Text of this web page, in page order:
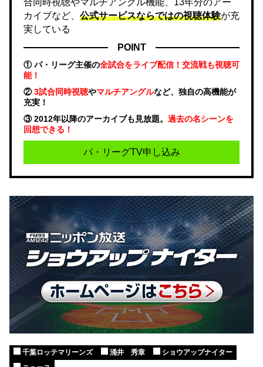
カイブなど、 公式サービスならではの視聴体験が充
実している
POINT
① パ・リーグ主催の全試合をライブ配信！交流戦も視聴可
能！
②3試合同時視聴やマルチアングルなど、独自の高機能が
充実！
③ 2012年以降のアーカイブも見放題。 過去の名シーンを
回想できる！
パ・リーグTV申し込み
千葉ロッテマリーンズ 涌井 秀章
ショウアップナイター